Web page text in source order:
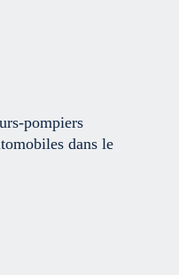
pompiers
dans le